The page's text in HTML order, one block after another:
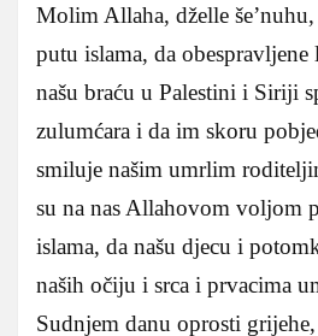
Molim Allaha, dželle
putu islama, da obespravljene
našu braću u Palestini i Siriji
zulumćara i da im skoru
smiluje našim umrlim
su na nas Allahovom voljom
islama, da našu djecu i
naših očiju i srca i prvacima
Sudnjem danu oprosti grijehe,